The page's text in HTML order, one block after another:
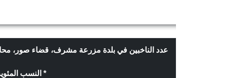
عدد الناخبين في بلدة مزرعة مشرف، قضاء صور،
* النسب